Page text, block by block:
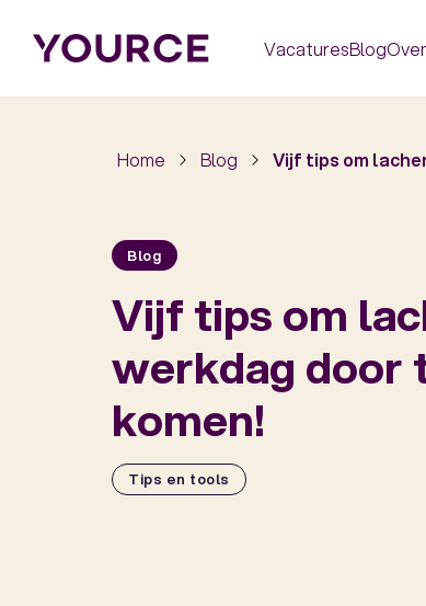
VacaturesBlog
Home Blog Vijf tips om
Blog
Vijf tips om
werkdag door
komen!
Tips en tools